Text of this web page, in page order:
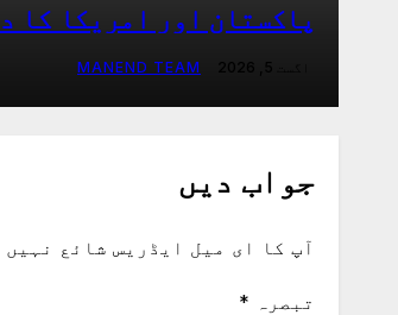
پاکستان اور امریکا کا
MANEND TEAM
جواب دیں
آپ کا ای میل ایڈریس شائع نہیں
تبصرہ *